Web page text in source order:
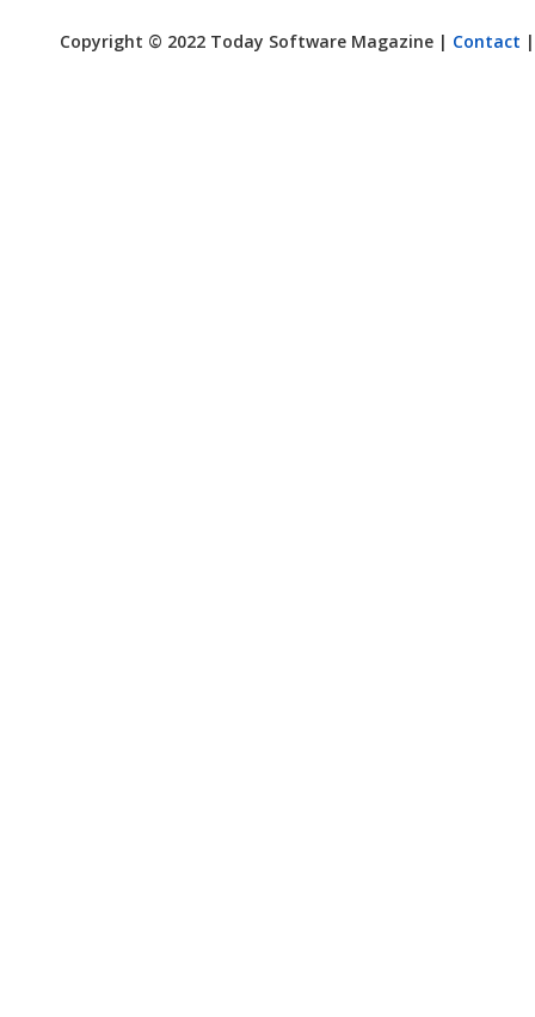
Copyright © 2022 Today Software Magazine | Contact